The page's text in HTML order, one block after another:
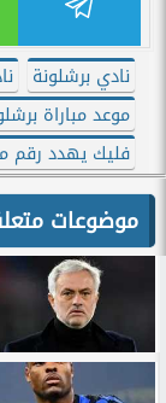
نادي برشلونة
موعد مباراة
فليك يهدد رقم
موضوعات